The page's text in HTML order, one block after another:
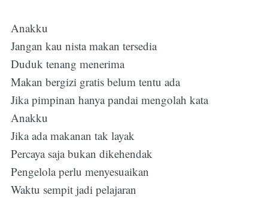
Anakku
Jangan kau nista makan tersedia
Duduk tenang menerima
Makan bergizi gratis belum tentu ada
Jika pimpinan hanya pandai mengolah kata
Anakku
Jika ada makanan tak layak
Percaya saja bukan dikehendak
Pengelola perlu menyesuaikan
Waktu sempit jadi pelajaran